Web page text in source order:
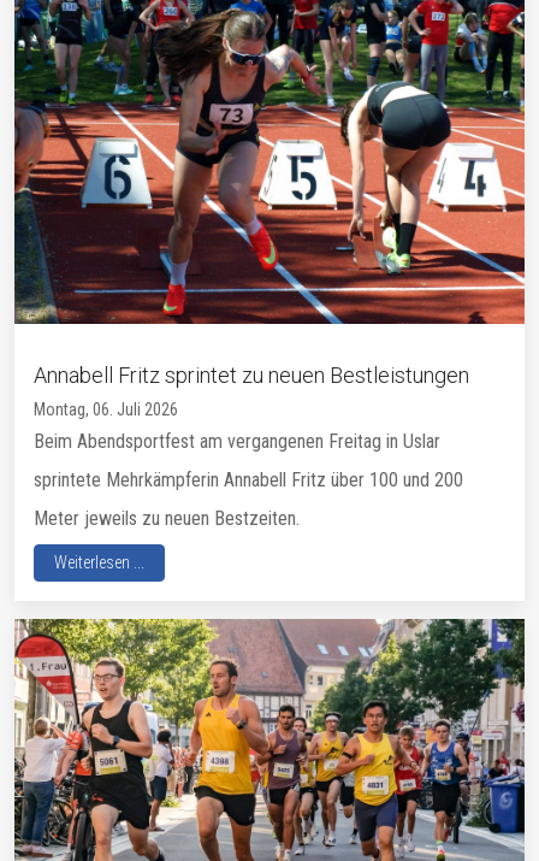
Annabell Fritz sprintet zu neuen Bestleistungen
Montag, 06. Juli 2026
Beim Abendsportfest am vergangenen Freitag in Uslar
sprintete Mehrkämpferin Annabell Fritz über 100 und 200
Meter jeweils zu neuen Bestzeiten.
Weiterlesen ...